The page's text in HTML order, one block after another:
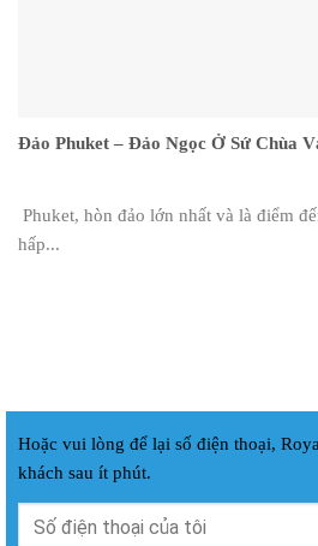
Đảo Phuket – Đảo Ngọc Ở Sứ Chùa
Phuket, hòn đảo lớn nhất và là điểm
hấp...
Hoặc vui lòng để lại số điện thoại,
khách sau ít phút.